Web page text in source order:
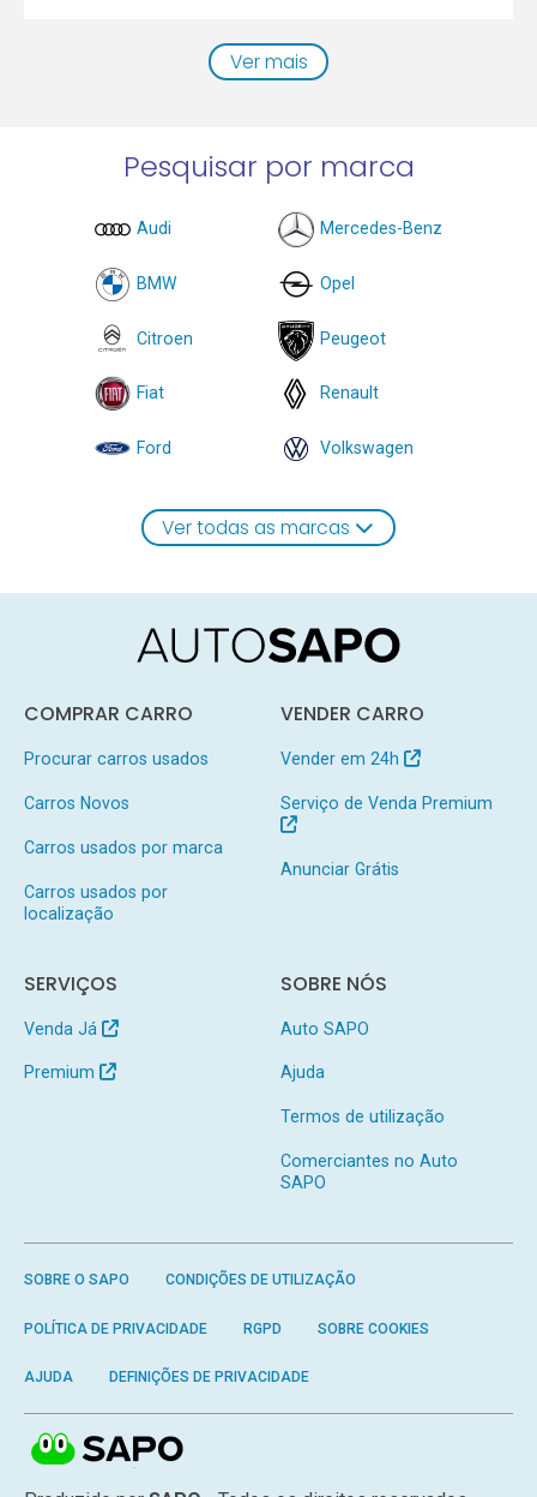
Ver mais
Pesquisar por marca
Audi
BMW
Citroen
Fiat
Ford
Mercedes-Benz
Opel
Peugeot
Renault
Volkswagen
Ver todas as marcas
COMPRAR CARRO
Procurar carros usados
Carros Novos
Carros usados por marca
Carros usados por
localização
VENDER CARRO
Vender em 24h
Serviço de Venda Premium
Anunciar Grátis
SERVIÇOS
Venda Já
Premium
SOBRE NÓS
Auto SAPO
Ajuda
Termos de utilização
Comerciantes no Auto
SAPO
SOBRE O SAPO CONDIÇÕES DE UTILIZAÇÃO
POLÍTICA DE PRIVACIDADE RGPD SOBRE COOKIES
AJUDA DEFINIÇÕES DE PRIVACIDADE